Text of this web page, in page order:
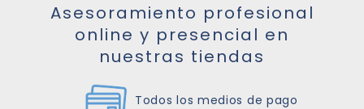
Asesoramiento profesional
online y presencial en
nuestras tiendas
Todos los medios de pago